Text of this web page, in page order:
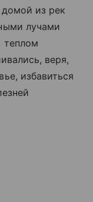
из рек
лучами
теплом
веря,
избавиться